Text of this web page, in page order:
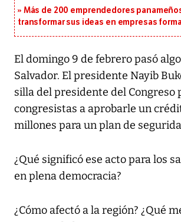
Más de 200 emprendedores
transformar sus ideas en empresas
El domingo 9 de febrero pasó
Salvador. El presidente Nayib
silla del presidente del Congreso
congresistas a aprobarle un
millones para un plan de
¿Qué significó ese acto para los
en plena democracia?
¿Cómo afectó a la región? ¿Qué